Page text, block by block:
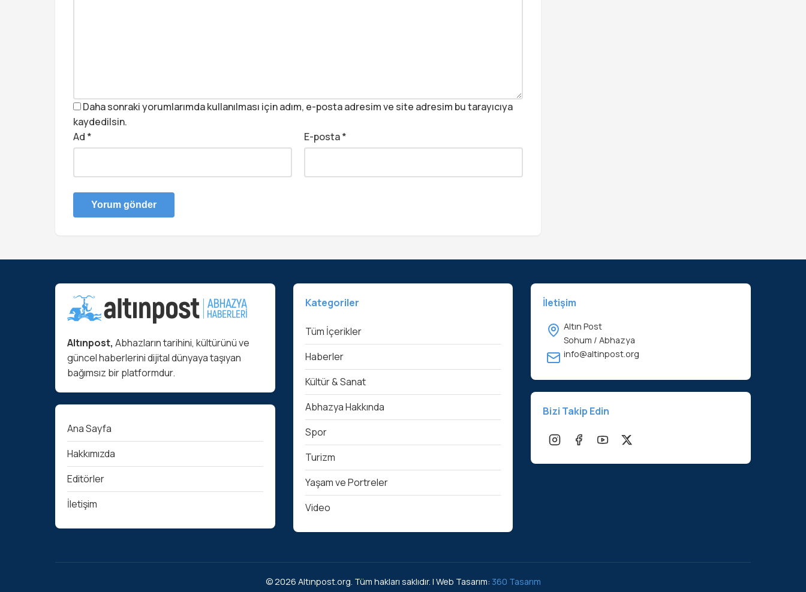
Daha sonraki yorumlarımda kullanılması için adım, e-posta adresim ve site adresim bu tarayıcıya
kaydedilsin.
Ad * E-posta*
Altınpost, Abhazların tarihini, kültürünü ve
güncel haberlerini dijital dünyaya taşıyan
bağımsız bir platformdur.
Ana Sayfa
Hakkımızda
Editörler
İletişim
Kategoriler
Tüm İçerikler
Haberler
Kültür & Sanat
Abhazya Hakkında
Spor
Turizm
Yaşam ve Portreler
Video
İletişim
Altın Post
Sohum / Abhazya
info@altinpost.org
Bizi Takip Edin
© 2026 Altınpost.org. Tüm hakları saklıdır. | Web Tasarım: 360 Tasarım